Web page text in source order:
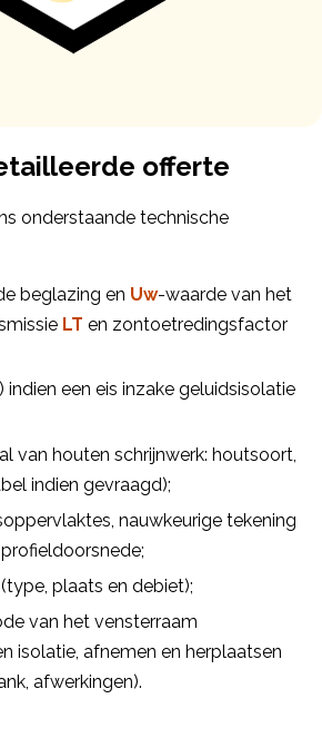
offerte
onderstaande technische
beglazing en Uw-waarde van het
LT en zontoetredingsfactor
) indien een eis inzake geluidsisolatie
van houten schrijnwerk: houtsoort,
indien gevraagd);
nauwkeurige tekening
plaats en debiet);
van het vensterraam
isolatie, afnemen en herplaatsen
afwerkingen).